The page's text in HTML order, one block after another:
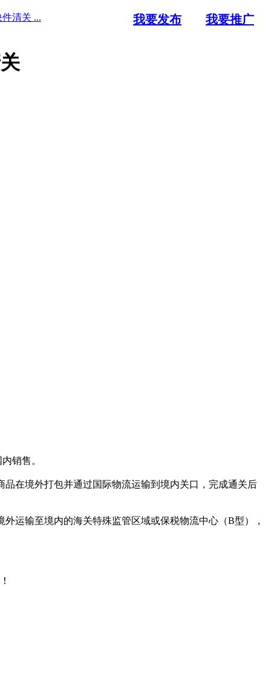
我要发布 我要推广
清关 ...
销售。
在境外打包并通过国际物流运输到境内关口，完成通关后
输至境内的海关特殊监管区域或保税物流中心（B型），